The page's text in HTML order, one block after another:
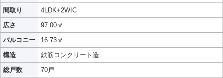
間取り
4LDK+2WIC
広さ
97.00㎡
バルコニー
16.73㎡
構造
鉄筋コンクリート造
総戸数
70戸